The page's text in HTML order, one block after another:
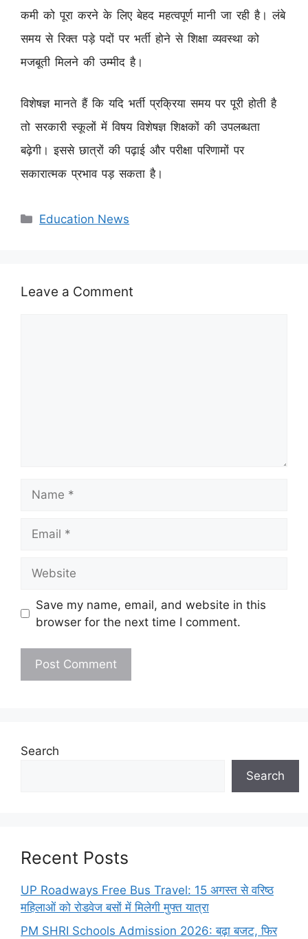
कमी को पूरा करने के लिए बेहद महत्वपूर्ण मानी जा रही है। लंबे
समय से रिक्त पड़े पदों पर भर्ती होने से शिक्षा व्यवस्था को
मजबूती मिलने की उम्मीद है।
विशेषज्ञ मानते हैं कि यदि भर्ती प्रक्रिया समय पर पूरी होती है
तो सरकारी स्कूलों में विषय विशेषज्ञ शिक्षकों की उपलब्धता
बढ़ेगी। इससे छात्रों की पढ़ाई और परीक्षा परिणामों पर
सकारात्मक प्रभाव पड़ सकता है।
Categories
Education News
Leave a Comment
Save my name, email, and website in this
browser for the next time I comment.
Search
Search
Recent Posts
UP Roadways Free Bus Travel: 15 अगस्त से वरिष्ठ
महिलाओं को रोडवेज बसों में मिलेगी मुफ्त यात्रा
PM SHRI Schools Admission 2026: बढ़ा बजट, फिर